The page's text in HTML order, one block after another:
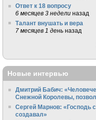
Ответ к 18 вопросу
6 месяцев 3 недели назад
Талант внушать и вера
7 месяцев 1 день назад
Новые интервью
Дмитрий Бабич:
Снежной Королевы,
Сергей Марнов: «Господь
создавал»